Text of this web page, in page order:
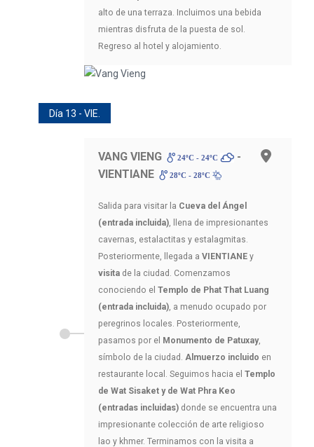
alto de una terraza. Incluimos una bebida
mientras disfruta de la puesta de sol.
Regreso al hotel y alojamiento.
Día 13 - VIE.
VANG VIENG 24ºC - 24ºC
-
VIENTIANE
28ºC - 28ºC
Salida para visitar la Cueva del Ángel
(entrada incluida) , llena de impresionantes
cavernas, estalactitas y estalagmitas.
Posteriormente, llegada a VIENTIANE y
visita de la ciudad. Comenzamos
conociendo el Templo de Phat That Luang
(entrada incluida) , a menudo ocupado por
peregrinos locales. Posteriormente,
pasamos por el Monumento de Patuxay,
símbolo de la ciudad. Almuerzo incluido en
restaurante local. Seguimos hacia el Templo
de Wat Sisaket y de Wat Phra Keo
(entradas incluidas) donde se encuentra una
impresionante colección de arte religioso
lao y khmer. Terminamos con la visita a